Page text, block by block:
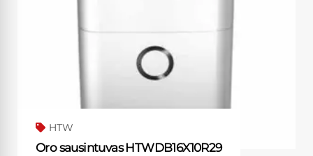
HTW
Oro sausintuvas HTWDB16X10R29